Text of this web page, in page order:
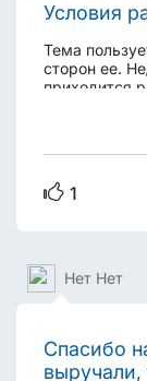
Условия
Тема
сторон ее.
приходится
окупить
человеку
конечно...
1
Нет Нет
Спасибо
выручали,